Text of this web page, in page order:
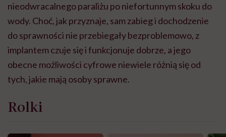
nieodwracalnego paraliżu po niefortunnym skoku do
wody. Choć, jak przyznaje, sam zabieg i dochodzenie
do sprawności nie przebiegały bezproblemowo, z
implantem czuje się i funkcjonuje dobrze, a jego
obecne możliwości cyfrowe niewiele różnią się od
tych, jakie mają osoby sprawne.
Rolki